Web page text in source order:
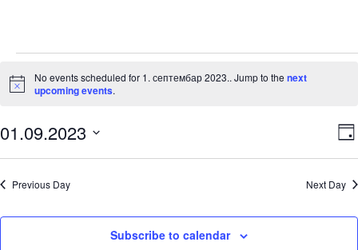
Events
for
1.
септембар
Notice
No events scheduled for 1. септембар 2023.. Jump to thenext
upcoming events.
Day
01.09.2023
Previous Day Next Day
Subscribe to calendar